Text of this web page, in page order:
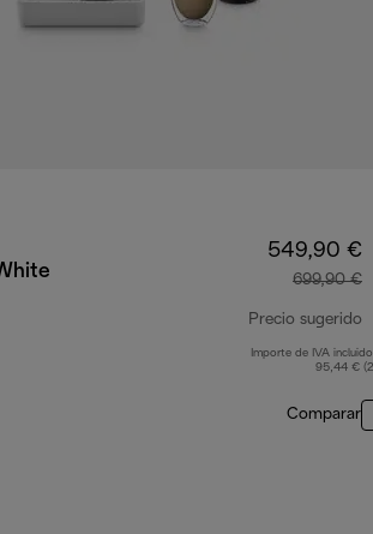
549,90 €
699,90 €
Precio sugerido
Importe de IVA
95,44 €
Comparar